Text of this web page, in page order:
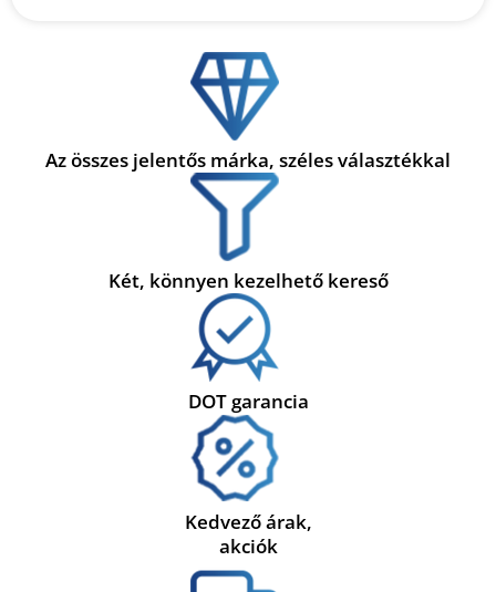
Az összes jelentős márka, széles választékkal
Két, könnyen kezelhető kereső
DOT garancia
Kedvező árak,
akciók